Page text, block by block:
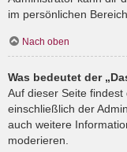
im persönlichen
Nach oben
Was bedeutet der
Auf dieser Seite findest
einschließlich der
auch weitere
moderieren.